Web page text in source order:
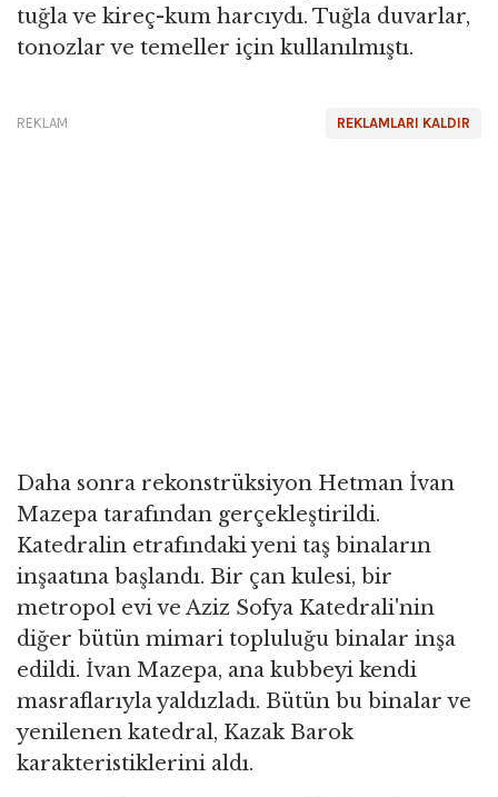
tuğla ve kireç-kum harcıydı. Tuğla duvarlar,
tonozlar ve temeller için kullanılmıştı.
REKLAMLARI KALDIR
REKLAM
Daha sonra rekonstrüksiyon Hetman İvan
Mazepa tarafından gerçekleştirildi.
Katedralin etrafındaki yeni taş binaların
inşaatına başlandı. Bir çan kulesi, bir
metropol evi ve Aziz Sofya Katedrali'nin
diğer bütün mimari topluluğu binalar inşa
edildi. İvan Mazepa, ana kubbeyi kendi
masraflarıyla yaldızladı. Bütün bu binalar ve
yenilenen katedral, Kazak Barok
karakteristiklerini aldı.